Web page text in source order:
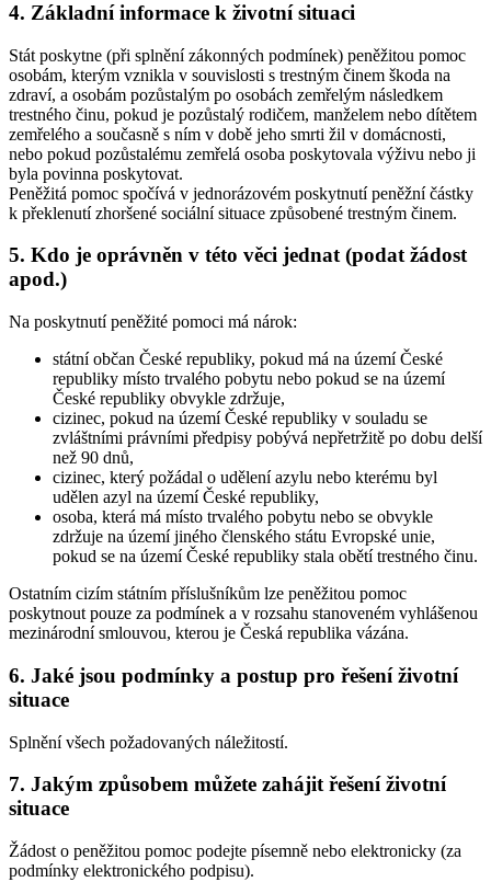
4. Základní informace k životní situaci
Stát poskytne (při splnění zákonných podmínek) peněžitou pomoc
osobám, kterým vznikla v souvislosti s trestným činem škoda na
zdraví, a osobám pozůstalým po osobách zemřelým následkem
trestného činu, pokud je pozůstalý rodičem, manželem nebo dítětem
zemřelého a současně s ním v době jeho smrti žil v domácnosti,
nebo pokud pozůstalému zemřelá osoba poskytovala výživu nebo ji
byla povinna poskytovat.
Peněžitá pomoc spočívá v jednorázovém poskytnutí peněžní částky
k překlenutí zhoršené sociální situace způsobené trestným činem.
5. Kdo je oprávněn v této věci jednat (podat žádost
apod.)
Na poskytnutí peněžité pomoci má nárok:
státní občan České republiky, pokud má na území České
republiky místo trvalého pobytu nebo pokud se na území
České republiky obvykle zdržuje,
cizinec, pokud na území České republiky v souladu se
zvláštními právními předpisy pobývá nepřetržitě po dobu delší
než 90 dnů,
cizinec, který požádal o udělení azylu nebo kterému byl
udělen azyl na území České republiky,
osoba, která má místo trvalého pobytu nebo se obvykle
zdržuje na území jiného členského státu Evropské unie,
pokud se na území České republiky stala obětí trestného činu.
Ostatním cizím státním příslušníkům lze peněžitou pomoc
poskytnout pouze za podmínek a v rozsahu stanoveném vyhlášenou
mezinárodní smlouvou, kterou je Česká republika vázána.
6. Jaké jsou podmínky a postup pro řešení životní
situace
Splnění všech požadovaných náležitostí.
7. Jakým způsobem můžete zahájit řešení životní
situace
Žádost o peněžitou pomoc podejte písemně nebo elektronicky (za
podmínky elektronického podpisu).